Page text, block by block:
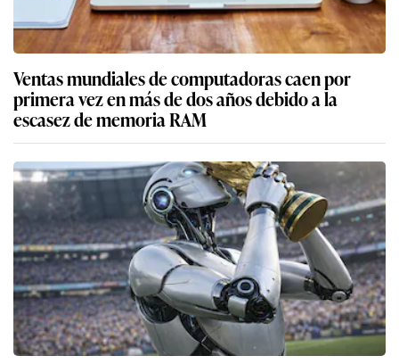
Ventas mundiales de computadoras caen por
primera vez en más de dos años debido a la
escasez de memoria RAM